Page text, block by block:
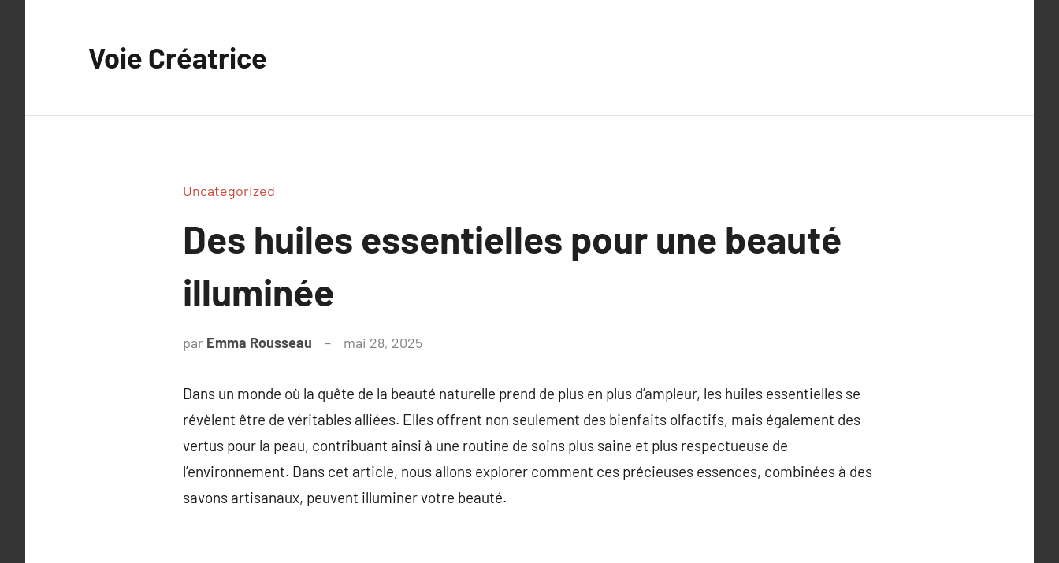
Voie Créatrice
Uncategorized
Des huiles essentielles pour une beauté
illuminée
par Emma Rousseau mai 28, 2025
Dans un monde où la quête de la beauté naturelle prend de plus en plus d’ampleur, les huiles essentielles se
révèlent être de véritables alliées. Elles offrent non seulement des bienfaits olfactifs, mais également des
vertus pour la peau, contribuant ainsi à une routine de soins plus saine et plus respectueuse de
l’environnement. Dans cet article, nous allons explorer comment ces précieuses essences, combinées à des
savons artisanaux, peuvent illuminer votre beauté.